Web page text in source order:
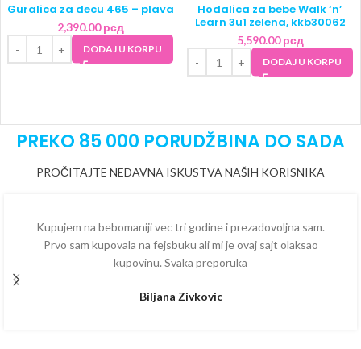
Guralica za decu 465 – plava
2,390.00рсд
DODAJ U KORPU
Hodalica za bebe Walk ‘n’
Learn 3u1 zelena, kkb30062
5,590.00рсд
DODAJ U KORPU
PREKO 85 000 PORUDŽBINA DO SADA
PROČITAJTE NEDAVNA ISKUSTVA NAŠIH KORISNIKA
Kupujem na bebomaniji vec tri godine i prezadovoljna sam.
Prvo sam kupovala na fejsbuku ali mi je ovaj sajt olaksao
kupovinu. Svaka preporuka
Biljana Zivkovic